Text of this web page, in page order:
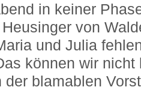
in keiner
von
und Julia
können wir
der blamablen